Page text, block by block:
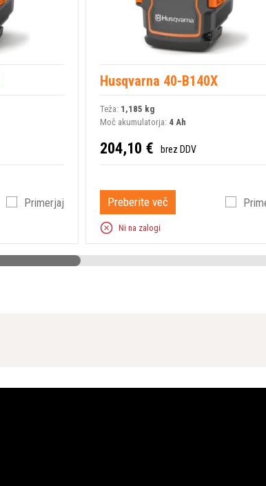
Maksimalno št. o/min na pogonski
Premer gredi
Kot kotnega prenosa
Pritisk hrupa na uporabnikova ušesa
Moč zvoka, zajamčena LWA
Širina košnje
Primerjaj
Husqvarna 40-B140X
Teža: 1,185 kg
Moč akumulatorja: 4 Ah
204,10 € brez DDV
Preberite več
Ni na zalogi